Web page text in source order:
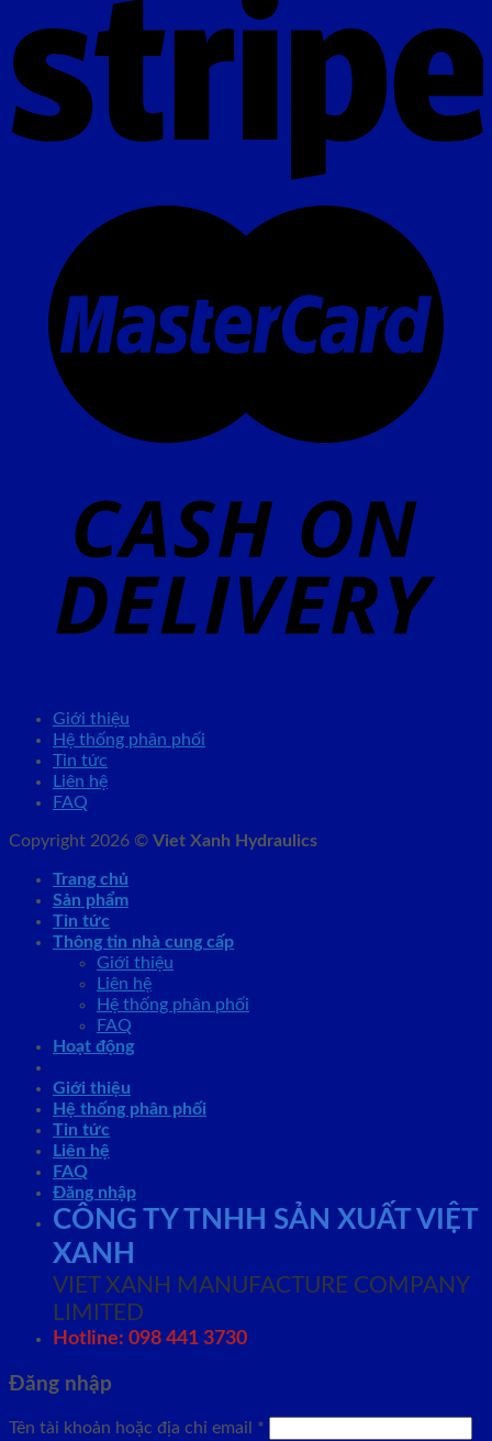
Giới thiệu
Hệ thống phân phối
Tin tức
Liên hệ
FAQ
Copyright 2026 © Viet Xanh Hydraulics
Trang chủ
Sản phẩm
Tin tức
Thông tin nhà cung cấp
Giới thiệu
Liên hệ
Hệ thống phân phối
FAQ
Hoạt động
Giới thiệu
Hệ thống phân phối
Tin tức
Liên hệ
FAQ
Đăng nhập
CÔNG TY TNHH SẢN XUẤT VIỆT
XANH
VIET XANH MANUFACTURE COMPANY
LIMITED
Hotline: 098 441 3730
Đăng nhập
Tên tài khoản hoặc địa chỉ email *